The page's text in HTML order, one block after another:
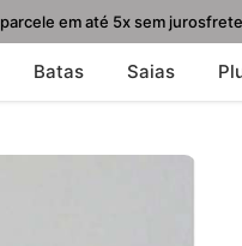
parcele em até 5x sem juros
Batas Saias